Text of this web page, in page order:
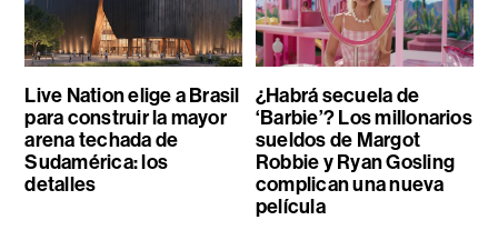
Live Nation elige a Brasil
para construir la mayor
arena techada de
Sudamérica: los
detalles
¿Habrá secuela de
‘Barbie’? Los millonarios
sueldos de Margot
Robbie y Ryan Gosling
complican una nueva
película